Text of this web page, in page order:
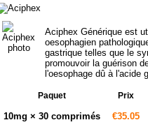
Aciphex Générique est
oesophagien
gastrique telles que le
promouvoir la guérison
l'oesophage dû à l'acide
Paquet Prix
10mg × 30 comprimés
€35.05